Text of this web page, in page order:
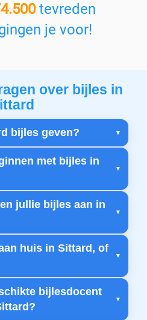
tevreden
je voor!
over bijles in
bijles geven?
met bijles in
jullie bijles aan in
huis in Sittard, of
bijlesdocent